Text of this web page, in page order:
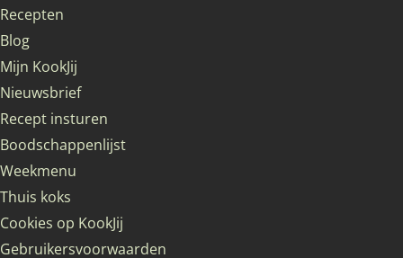
Recepten
Blog
Mijn KookJij
Nieuwsbrief
Recept insturen
Boodschappenlijst
Weekmenu
Thuis koks
Cookies op KookJij
Gebruikersvoorwaarden